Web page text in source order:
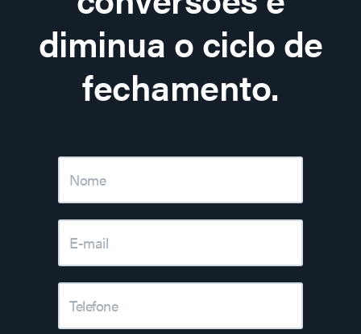
diminua o ciclo de
fechamento.